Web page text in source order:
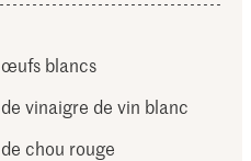
œufs blancs
de vinaigre de vin blanc
de chou rouge